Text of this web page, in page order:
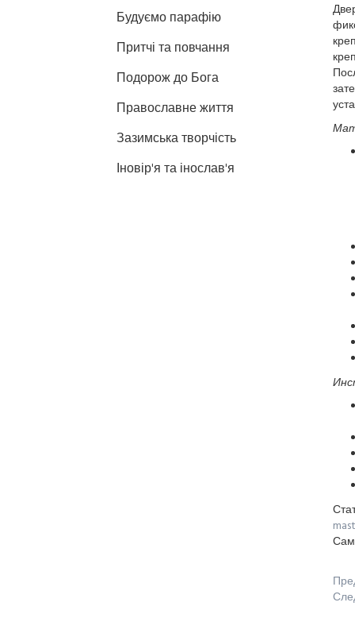
Будуємо парафію
Притчі та повчання
Подорож до Бога
Православне життя
Зазимська творчість
Іновір'я та інослав'я